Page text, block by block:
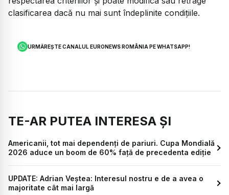
clasificarea dacă nu mai sunt îndeplinite condițiile.
URMĂREȘTE CANALUL EURONEWS ROMÂNIA PE WHATSAPP!
TE-AR PUTEA INTERESA ȘI
Americanii, tot mai dependenți de pariuri. Cupa Mondială
2026 aduce un boom de 60% față de precedenta ediție
UPDATE: Adrian Veștea: Interesul nostru e de a avea o
majoritate cât mai largă